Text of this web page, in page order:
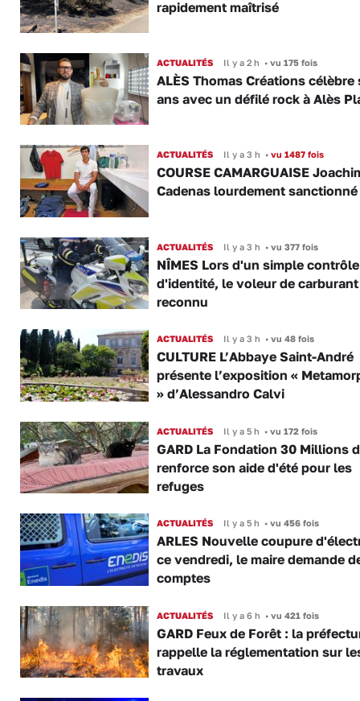
rapidement maîtrisé
ACTUALITÉS Il y a 2 h •vu 175 fois
ALÈS Thomas Créations célèbre
ans avec un défilé rock à Alès
ACTUALITÉS Il y a 3 h •vu 1487 fois
COURSE CAMARGUAISE
Cadenas lourdement sanctionné
ACTUALITÉS Il y a 3 h •vu 377 fois
NÎMES Lors d'un simple contrôle
d'identité, le voleur de
reconnu
ACTUALITÉS Il y a 3 h •vu 48 fois
CULTURE L’Abbaye Saint-André
présente l’exposition «
» d’Alessandro Calvi
ACTUALITÉS Il y a 5 h •vu 172 fois
GARD La Fondation 30 Millions
renforce son aide d'été pour les
refuges
ACTUALITÉS Il y a 5 h •vu 456 fois
ARLES Nouvelle coupure
ce vendredi, le maire demande
comptes
ACTUALITÉS Il y a 6 h •vu 421 fois
GARD Feux de Forêt : la
rappelle la réglementation sur
travaux